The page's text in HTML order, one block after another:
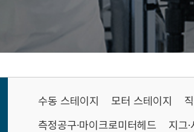
수동 스테이지 모터 스테이지
측정공구·마이크로미터헤드
지그